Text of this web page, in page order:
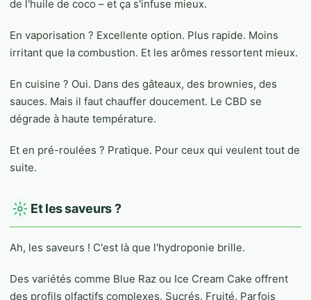
de l'huile de coco – et ça s'infuse mieux.
En vaporisation ? Excellente option. Plus rapide. Moins
irritant que la combustion. Et les arômes ressortent mieux.
En cuisine ? Oui. Dans des gâteaux, des brownies, des
sauces. Mais il faut chauffer doucement. Le CBD se
dégrade à haute température.
Et en pré-roulées ? Pratique. Pour ceux qui veulent tout de
suite.
Et les saveurs ?
Ah, les saveurs ! C'est là que l'hydroponie brille.
Des variétés comme Blue Raz ou Ice Cream Cake offrent
des profils olfactifs complexes. Sucrés. Fruité. Parfois